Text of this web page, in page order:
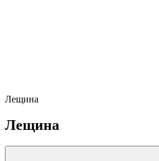
Лещина
Лещина